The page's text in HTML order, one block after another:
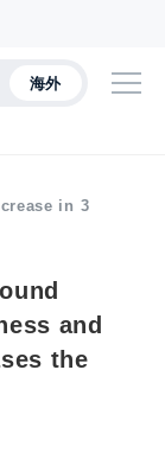
海外
in 3
and
the